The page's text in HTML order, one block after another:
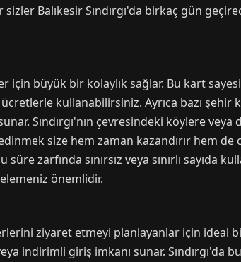
Balıkesir Sındırgı'da birkaç gün
için büyük bir kolaylık sağlar. Bu kart
kullanabilirsiniz. Ayrıca bazı şehir
Sındırgı'nın çevresindeki köylere veya
size hem zaman kazandırır hem de
zarfında sınırsız veya sınırlı sayıda
önemlidir.
ziyaret etmeyi planlayanlar için ideal
indirimli giriş imkanı sunar. Sındırgı'da